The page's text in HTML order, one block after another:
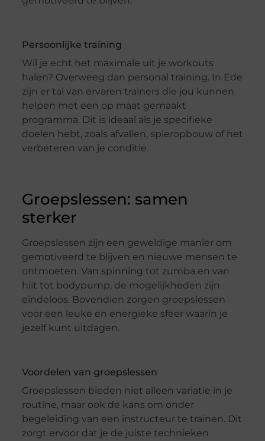
Persoonlijke training
Wil je echt het maximale uit je workouts
halen? Overweeg dan personal training. In Ede
zijn er tal van ervaren trainers die jou kunnen
helpen met een op maat gemaakt
programma. Dit is ideaal als je specifieke
doelen hebt, zoals afvallen, spieropbouw of het
verbeteren van je conditie.
Groepslessen: samen
sterker
Groepslessen zijn een geweldige manier om
gemotiveerd te blijven en nieuwe mensen te
ontmoeten. Van spinning tot zumba en van
hiit tot bodypump, de mogelijkheden zijn
eindeloos. Bovendien zorgen groepslessen
voor een leuke en energieke sfeer waarin je
jezelf kunt uitdagen.
Voordelen van groepslessen
Groepslessen bieden niet alleen variatie in je
routine, maar ook de kans om onder
begeleiding van een instructeur te trainen. Dit
zorgt ervoor dat je de juiste technieken